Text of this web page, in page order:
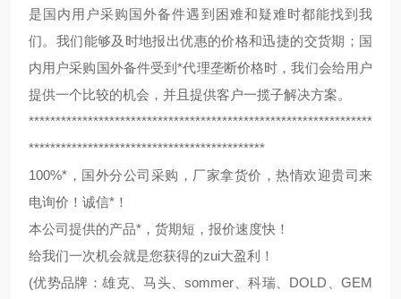
是国内用户采购国外备件遇到困难和疑难时都能找到我
们。我们能够及时地报出优惠的价格和迅捷的交货期；国
内用户采购国外备件受到*代理垄断价格时，我们会给用户
提供一个比较的机会，并且提供客户一揽子解决方案。
****************************************************************
********************************************
100%*，国外分公司采购，厂家拿货价，热情欢迎贵司来
电询价！诚信*！
本公司提供的产品*，货期短，报价速度快！
给我们一次机会就是您获得的zui大盈利！
(优势品牌：雄克、马头、sommer、科瑞、DOLD、GEM